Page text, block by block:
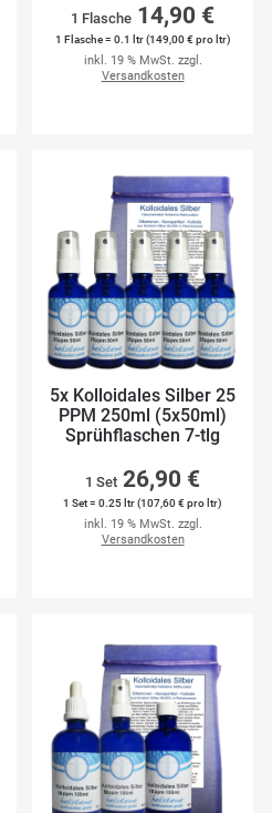
1 Flasche 14,90 €
1 Flasche = 0.1 ltr (149,00 € pro ltr)
inkl. 19 % MwSt. zzgl.
Versandkosten
5x Kolloidales Silber 25
PPM 250ml (5x50ml)
Sprühflaschen 7-tlg
1 Set 26,90 €
1 Set = 0.25 ltr (107,60 € pro ltr)
inkl. 19 % MwSt. zzgl.
Versandkosten